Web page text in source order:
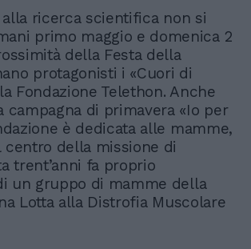
alla ricerca scientifica non si
primo maggio e domenica 2
della Festa della
protagonisti i «Cuori di
Fondazione Telethon. Anche
campagna di primavera «Io per
è dedicata alle mamme,
centro della missione di
trent’anni fa proprio
un gruppo di mamme della
Lotta alla Distrofia Muscolare